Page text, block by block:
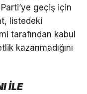
geçiş için
listedeki
tarafından kabul
kazanmadığını
İLE